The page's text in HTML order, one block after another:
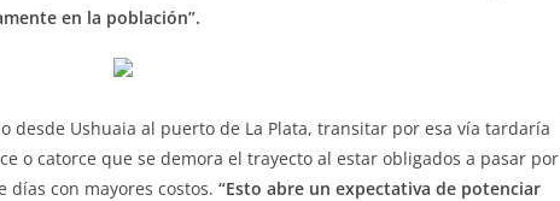
en la población”.
desde Ushuaia al puerto de La Plata, transitar por esa vía tardaría
o catorce que se demora el trayecto al estar obligados a pasar por
días con mayores costos. “Esto abre un expectativa de potenciar